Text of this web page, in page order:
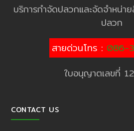
บริการกำจัดปลวกและจัดจำหน่า
ปลวก
สายด่วนโทร : 086-
ใบอนุญาตเลขที่
CONTACT US